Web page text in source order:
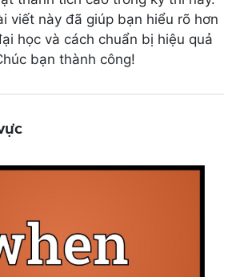
viết này đã giúp bạn hiểu rõ hơn
học và cách chuẩn bị hiệu quả
bạn thành công!